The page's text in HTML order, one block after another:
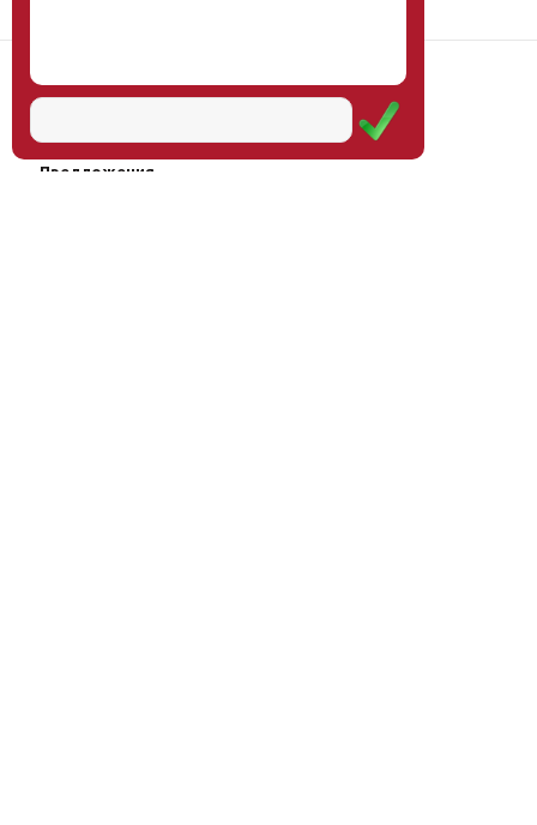
Научная школа
Услуги
Предложения